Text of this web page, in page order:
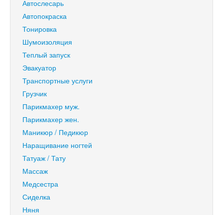
Автослесарь
Автопокраска
Тонировка
Шумоизоляция
Теплый запуск
Эвакуатор
Транспортные услуги
Грузчик
Парикмахер муж.
Парикмахер жен.
Маникюр / Педикюр
Наращивание ногтей
Татуаж / Тату
Массаж
Медсестра
Сиделка
Няня